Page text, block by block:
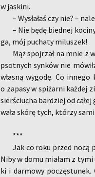
w ja­ski­ni.
– Wy­sła­łaś czy nie? –
– Nie będę bied­nej
ga, mój pu­cha­ty mi­lu­szek!
Mąż spoj­rzał na mnie z
psot­nych syn­ków nie
wła­sną wy­go­dę. Co
o za­pa­sy w spi­żar­ni każ­dej
sier­ściu­cha bar­dziej od
wa­ła skórę tych, któ­rzy
***
Jak co roku przed nocą
Niby w domu mia­łam z
ki i dar­mo­wy po­czę­stu­nek.